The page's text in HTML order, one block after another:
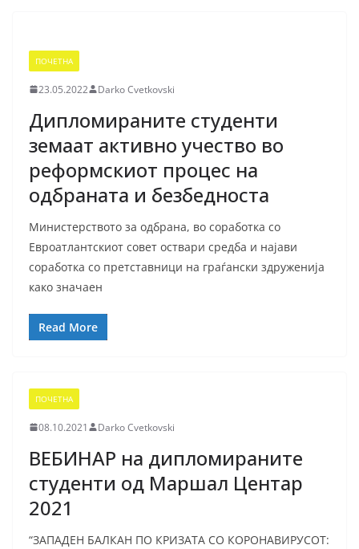
ПОЧЕТНА
23.05.2022 Darko Cvetkovski
Дипломираните студенти
земаат активно учество во
реформскиот процес на
одбраната и безбедноста
Министерството за одбрана, во соработка со
Евроатлантскиот совет оствари средба и најави
соработка со претставници на граѓански здруженија
како значаен
Read More
ПОЧЕТНА
08.10.2021 Darko Cvetkovski
ВЕБИНАР на дипломираните
студенти од Маршал Центар
2021
“ЗАПАДЕН БАЛКАН ПО КРИЗАТА СО КОРОНАВИРУСОТ: